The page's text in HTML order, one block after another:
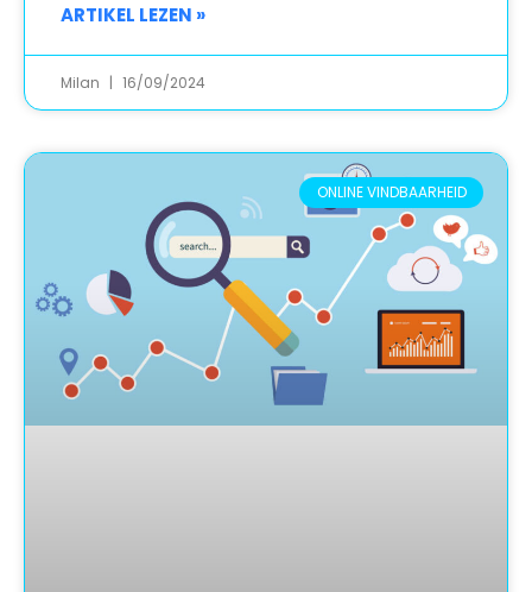
ARTIKEL LEZEN »
Milan 16/09/2024
ONLINE VINDBAARHEID